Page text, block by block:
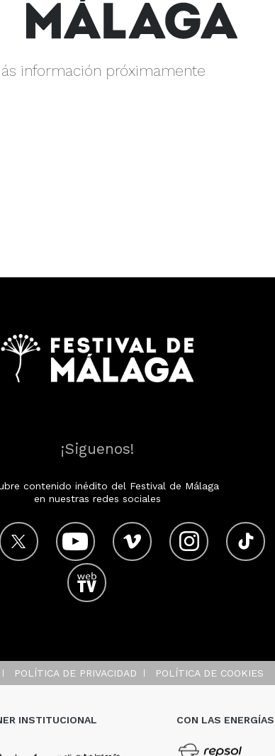
información próximamente
¡Siguenos!
contenido inédito del Festival de Málaga
en nuestras redes sociales
POLÍTICA DE PRIVACIDAD POLÍTICA DE COOKIES
INSTITUCIONAL CON LAS